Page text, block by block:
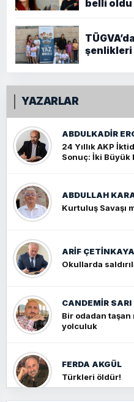
belli oldu
şenlikleri
YAZARLAR
ABDULKADIR
24 Yıllık AKP
Sonuç: İki Büyük
ABDULLAH
Kurtuluş Savaşı
ARIF ÇETİNKAYA
Okullarda
CANDEMIR SARI
Bir odadan taşan
yolculuk
FERDA AKGÜL
Türkleri öldür!